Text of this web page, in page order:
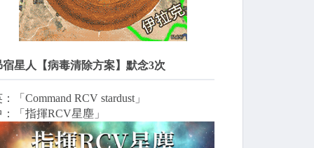
宿星人【病毒清除方案】默念3次
「Command RCV stardust」
：「指揮RCV星塵」